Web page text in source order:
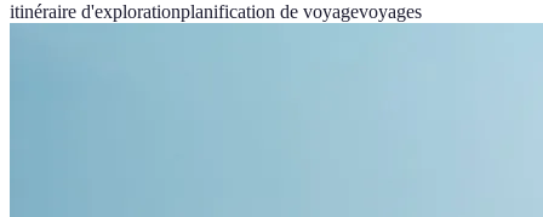
itinéraire d'explorationplanification de voyagevoyages